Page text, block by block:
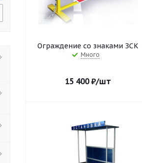
Ограждение со знаками ЗСК
Много
15 400₽/шт